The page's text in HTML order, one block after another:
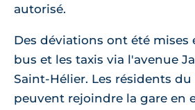
autorisé.
Des déviations ont été mises
bus et les taxis via l'avenue
Saint-Hélier. Les résidents
peuvent rejoindre la gare en